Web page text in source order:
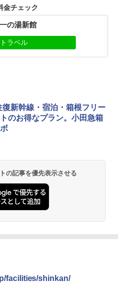
金チェック
の湯新館
ラベル
新幹線・宿泊・箱根フリー
のお得なプラン。小田急箱
の記事を優先表示させる
facilities/shinkan/